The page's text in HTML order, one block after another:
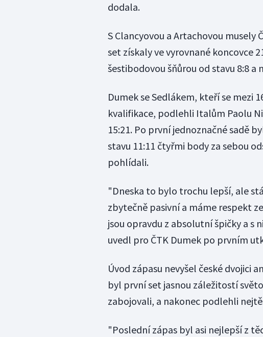
dodala.
S Clancyovou a Artachovou
set získaly ve vyrovnané koncovce
šestibodovou šňůrou od stavu 8:8 a
Dumek se Sedlákem, kteří se mezi
kvalifikace, podlehli Italům Paolu
15:21. Po první jednoznačné sadě
stavu 11:11 čtyřmi body za sebou
pohlídali.
"Dneska to bylo trochu lepší, ale
zbytečně pasivní a máme respekt
jsou opravdu z absolutní špičky a s
uvedl pro ČTK Dumek po prvním
Úvod zápasu nevyšel české dvojici
byl první set jasnou záležitostí
zabojovali, a nakonec podlehli
"Poslední zápas byl asi nejlepší z